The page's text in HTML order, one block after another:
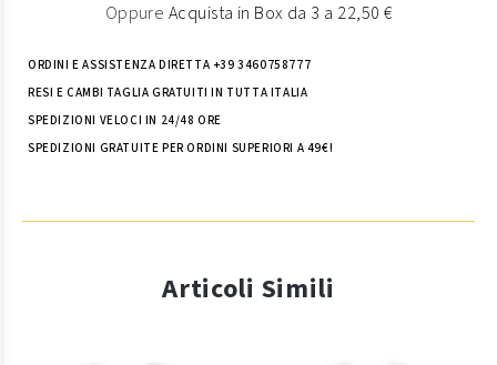
Oppure Acquista in Box da 3 a 22,50 €
ORDINI E ASSISTENZA DIRETTA +39 3460758777
RESI E CAMBI TAGLIA GRATUITI IN TUTTA ITALIA
SPEDIZIONI VELOCI IN 24/48 ORE
SPEDIZIONI GRATUITE PER ORDINI SUPERIORI A 49€!
Articoli Simili